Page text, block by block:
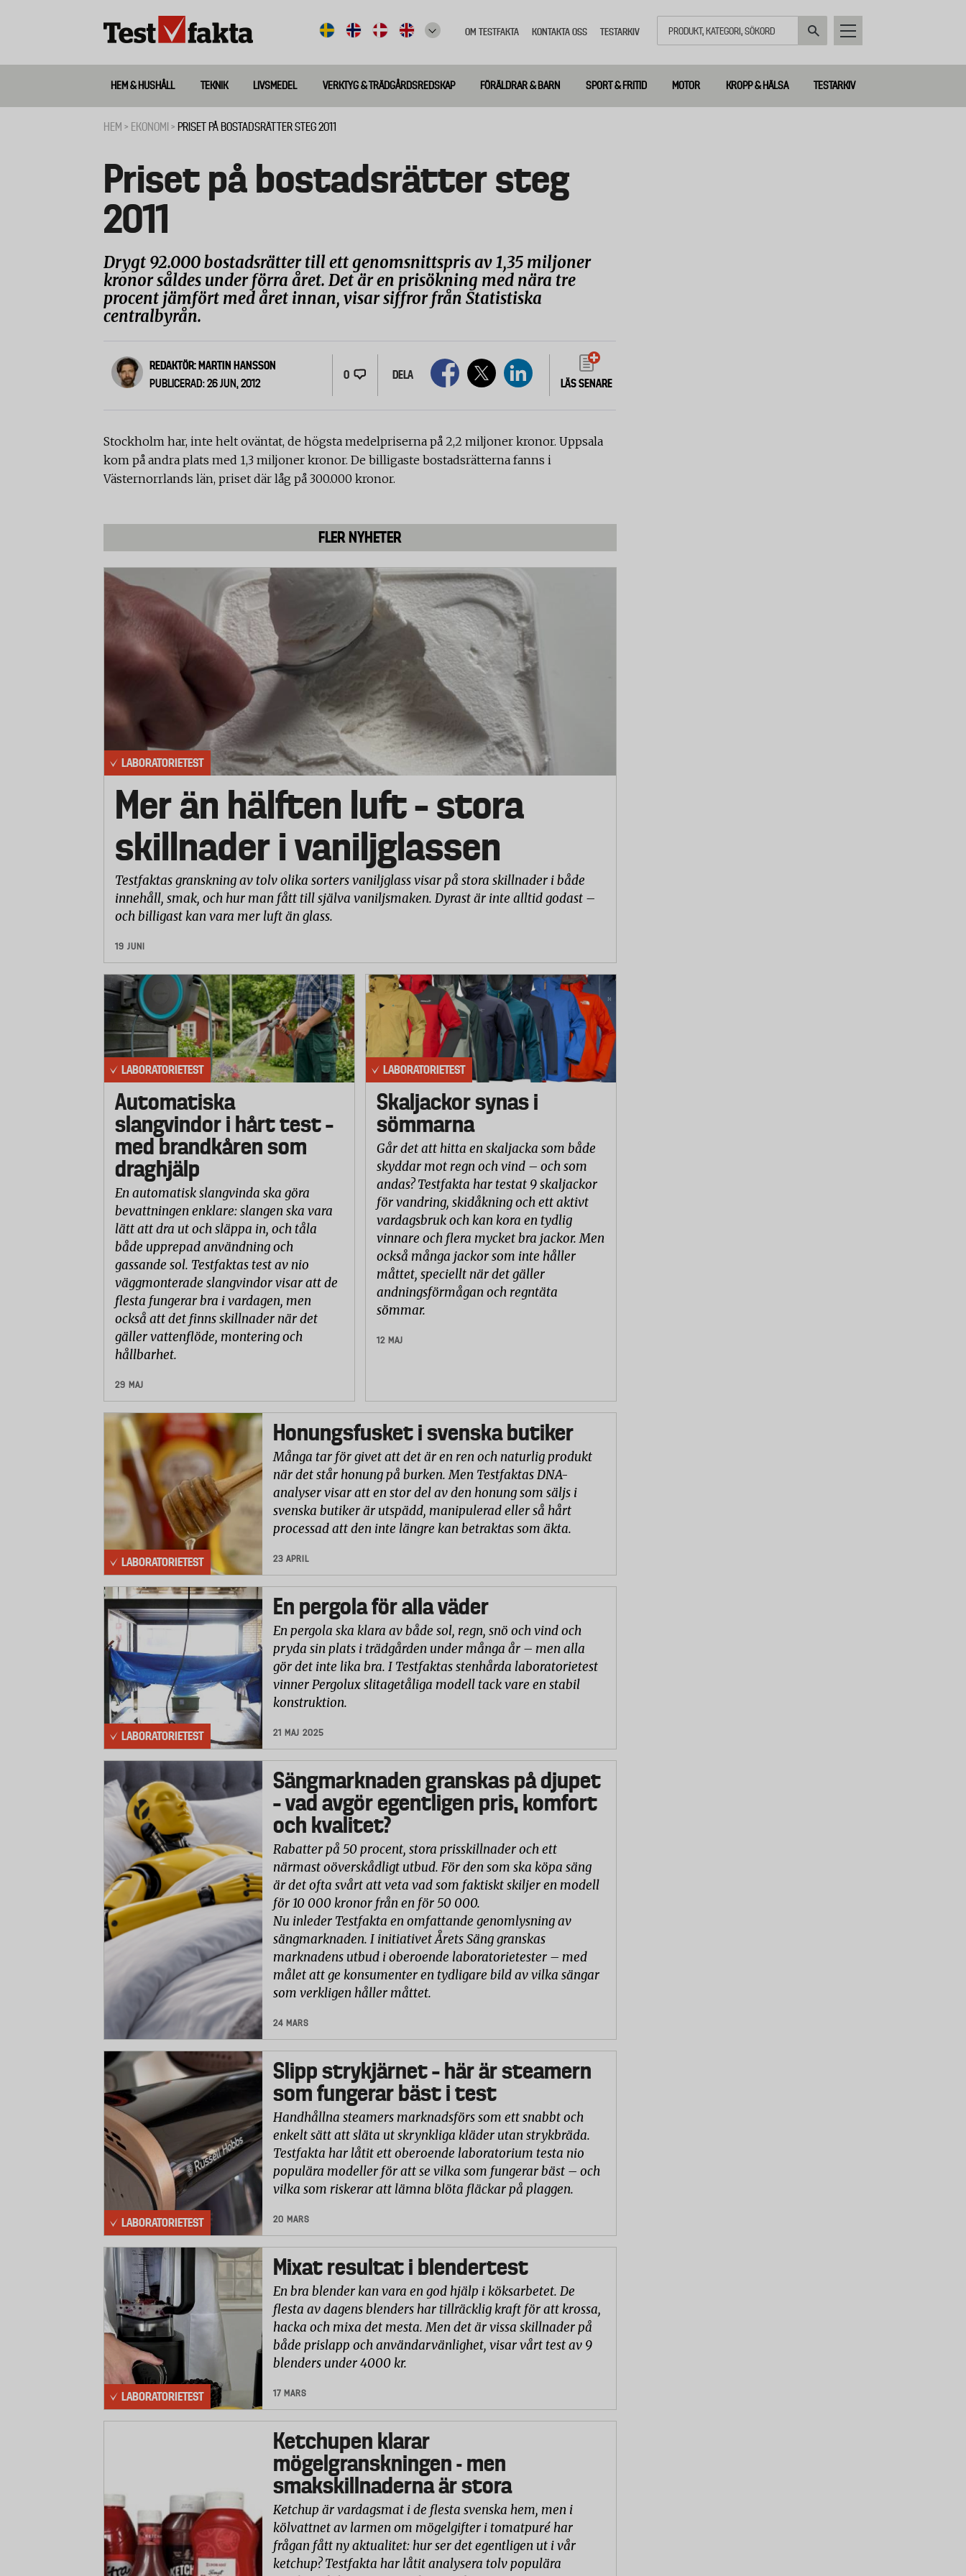
meny
OM TESTFAKTA KONTAKTA OSS TESTARKIV
Huvudmeny
ny
HEM & HUSHÅLL TEKNIK LIVSMEDEL VERKTYG & TRÄDGÅRDSREDSKAP FÖRÄLDRAR & BARN SPORT & FRITID MOTOR KROPP & HÄLSA TESTARKIV
HEM EKONOMI PRISET PÅ BOSTADSRÄTTER STEG 2011
Priset på bostadsrätter steg
2011
Drygt 92.000 bostadsrätter till ett genomsnittspris av 1,35 miljoner
kronor såldes under förra året. Det är en prisökning med nära tre
procent jämfört med året innan, visar siffror från Statistiska
centralbyrån.
REDAKTÖR: MARTIN HANSSON
PUBLICERAD: 26 JUN, 2012
0 DELA
LÄS SENARE
Stockholm har, inte helt oväntat, de högsta medelpriserna på 2,2 miljoner kronor. Uppsala
kom på andra plats med 1,3 miljoner kronor. De billigaste bostadsrätterna fanns i
Västernorrlands län, priset där låg på 300.000 kronor.
FLER NYHETER
LABORATORIETEST
Mer än hälften luft – stora
skillnader i vaniljglassen
Testfaktas granskning av tolv olika sorters vaniljglass visar på stora skillnader i både
innehåll, smak, och hur man fått till själva vaniljsmaken. Dyrast är inte alltid godast –
och billigast kan vara mer luft än glass.
19 JUNI
LABORATORIETEST
Automatiska
slangvindor i hårt test –
med brandkåren som
draghjälp
En automatisk slangvinda ska göra
bevattningen enklare: slangen ska vara
lätt att dra ut och släppa in, och tåla
både upprepad användning och
gassande sol. Testfaktas test av nio
väggmonterade slangvindor visar att de
flesta fungerar bra i vardagen, men
också att det finns skillnader när det
gäller vattenflöde, montering och
hållbarhet.
29 MAJ
LABORATORIETEST
Skaljackor synas i
sömmarna
Går det att hitta en skaljacka som både
skyddar mot regn och vind – och som
andas? Testfakta har testat 9 skaljackor
för vandring, skidåkning och ett aktivt
vardagsbruk och kan kora en tydlig
vinnare och flera mycket bra jackor. Men
också många jackor som inte håller
måttet, speciellt när det gäller
andningsförmågan och regntäta
sömmar.
12 MAJ
LABORATORIETEST
Honungsfusket i svenska butiker
Många tar för givet att det är en ren och naturlig produkt
när det står honung på burken. Men Testfaktas DNA-
analyser visar att en stor del av den honung som säljs i
svenska butiker är utspädd, manipulerad eller så hårt
processad att den inte längre kan betraktas som äkta.
23 APRIL
LABORATORIETEST
En pergola för alla väder
En pergola ska klara av både sol, regn, snö och vind och
pryda sin plats i trädgården under många år – men alla
gör det inte lika bra. I Testfaktas stenhårda laboratorietest
vinner Pergolux slitagetåliga modell tack vare en stabil
konstruktion.
21 MAJ 2025
Sängmarknaden granskas på djupet
– vad avgör egentligen pris, komfort
och kvalitet?
Rabatter på 50 procent, stora prisskillnader och ett
närmast oöverskådligt utbud. För den som ska köpa säng
är det ofta svårt att veta vad som faktiskt skiljer en modell
för 10 000 kronor från en för 50 000.
Nu inleder Testfakta en omfattande genomlysning av
sängmarknaden. I initiativet Årets Säng granskas
marknadens utbud i oberoende laboratorietester – med
målet att ge konsumenter en tydligare bild av vilka sängar
som verkligen håller måttet.
24 MARS
LABORATORIETEST
Slipp strykjärnet – här är steamern
som fungerar bäst i test
Handhållna steamers marknadsförs som ett snabbt och
enkelt sätt att släta ut skrynkliga kläder utan strykbräda.
Testfakta har låtit ett oberoende laboratorium testa nio
populära modeller för att se vilka som fungerar bäst – och
vilka som riskerar att lämna blöta fläckar på plaggen.
20 MARS
LABORATORIETEST
Mixat resultat i blendertest
En bra blender kan vara en god hjälp i köksarbetet. De
flesta av dagens blenders har tillräcklig kraft för att krossa,
hacka och mixa det mesta. Men det är vissa skillnader på
både prislapp och användarvänlighet, visar vårt test av 9
blenders under 4000 kr.
17 MARS
Ketchupen klarar
mögelgranskningen - men
smakskillnaderna är stora
Ketchup är vardagsmat i de flesta svenska hem, men i
kölvattnet av larmen om mögelgifter i tomatpuré har
frågan fått ny aktualitet: hur ser det egentligen ut i vår
ketchup? Testfakta har låtit analysera tolv populära